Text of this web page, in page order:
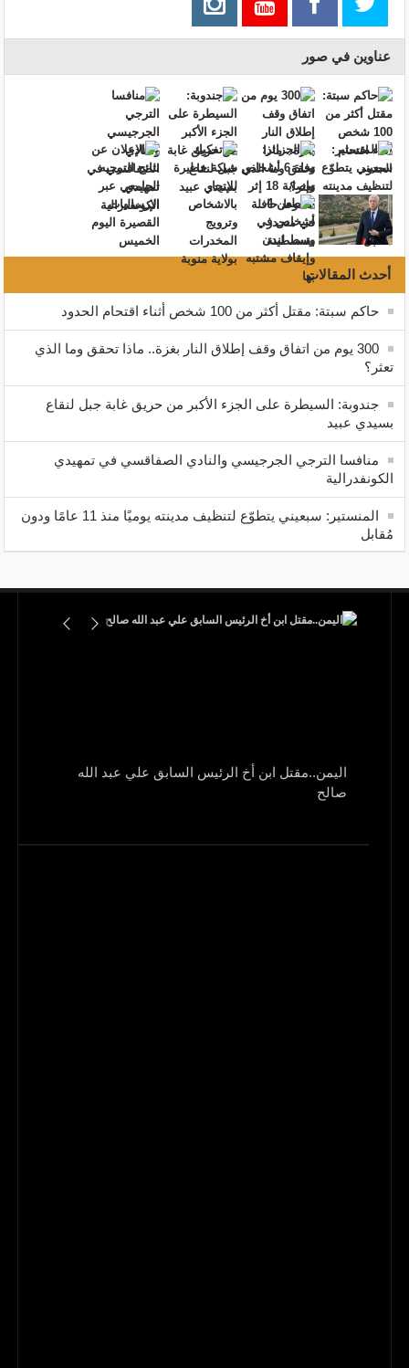
عناوين في صور
أحدث المقالات
حاكم سبتة: مقتل أكثر من 100 شخص أثناء اقتحام الحدود
300 يوم من اتفاق وقف إطلاق النار بغزة.. ماذا تحقق وما الذي
تعثر؟
جندوبة: السيطرة على الجزء الأكبر من حريق غابة جبل لنقاع
بسيدي عبيد
منافسا الترجي الجرجيسي والنادي الصفاقسي في تمهيدي
الكونفدرالية
المنستير: سبعيني يتطوّع لتنظيف مدينته يوميًا منذ 11 عامًا ودون
مُقابل
اليمن..مقتل ابن أخ الرئيس السابق علي عبد الله
صالح